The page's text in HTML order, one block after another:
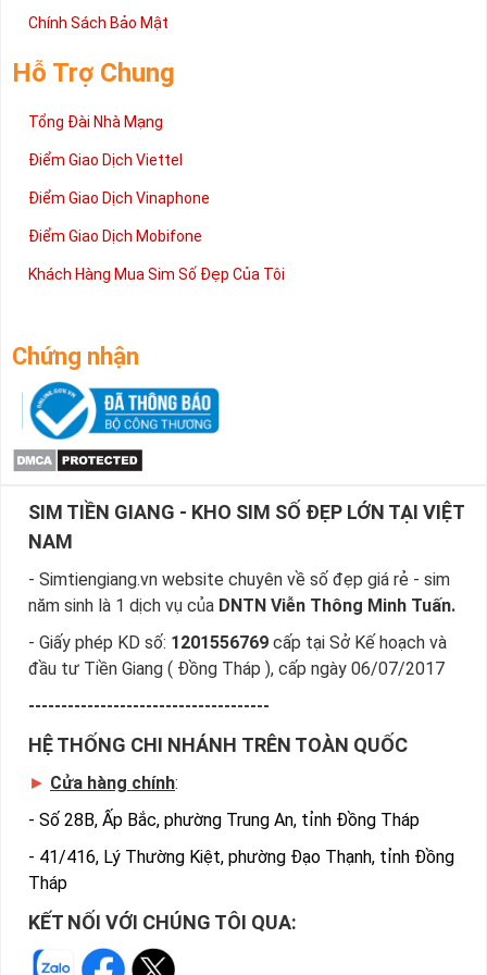
Chính Sách Bảo Mật
Hỗ Trợ Chung
Tổng Đài Nhà Mạng
Điểm Giao Dịch Viettel
Điểm Giao Dịch Vinaphone
Điểm Giao Dịch Mobifone
Khách Hàng Mua Sim Số Đẹp Của Tôi
Chứng nhận
SIM TIỀN GIANG - KHO SIM SỐ ĐẸP LỚN TẠI VIỆT
NAM
- Simtiengiang.vn website chuyên về số đẹp giá rẻ - sim
năm sinh là 1 dịch vụ của DNTN Viễn Thông Minh Tuấn.
- Giấy phép KD số: 1201556769 cấp tại Sở Kế hoạch và
đầu tư Tiền Giang ( Đồng Tháp ), cấp ngày 06/07/2017
-------------------------------------
HỆ THỐNG CHI NHÁNH TRÊN TOÀN QUỐC
► Cửa hàng chính:
- Số 28B, Ấp Bắc, phường Trung An, tỉnh Đồng Tháp
- 41/416, Lý Thường Kiệt, phường Đạo Thạnh, tỉnh Đồng
Tháp
KẾT NỐI VỚI CHÚNG TÔI QUA: